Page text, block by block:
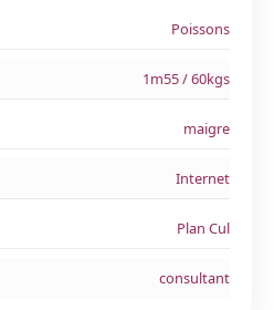
Poissons
1m55 / 60kgs
maigre
Internet
Plan Cul
consultant